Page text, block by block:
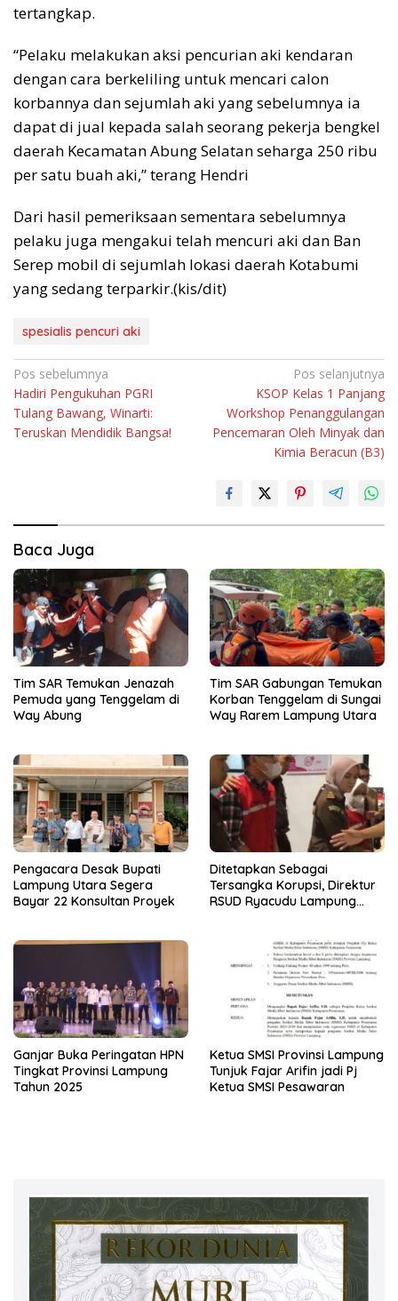
tertangkap.
“Pelaku melakukan aksi pencurian aki kendaran
dengan cara berkeliling untuk mencari calon
korbannya dan sejumlah aki yang sebelumnya ia
dapat di jual kepada salah seorang pekerja bengkel
daerah Kecamatan Abung Selatan seharga 250 ribu
per satu buah aki,” terang Hendri
Dari hasil pemeriksaan sementara sebelumnya
pelaku juga mengakui telah mencuri aki dan Ban
Serep mobil di sejumlah lokasi daerah Kotabumi
yang sedang terparkir.(kis/dit)
spesialis pencuri aki
Navigasi
pos
Pos sebelumnya
Hadiri Pengukuhan PGRI
Tulang Bawang, Winarti:
Teruskan Mendidik Bangsa!
Pos selanjutnya
KSOP Kelas 1 Panjang
Workshop Penanggulangan
Pencemaran Oleh Minyak dan
Kimia Beracun (B3)
Baca Juga
Tim SAR Temukan Jenazah
Pemuda yang Tenggelam di
Way Abung
Tim SAR Gabungan Temukan
Korban Tenggelam di Sungai
Way Rarem Lampung Utara
Pengacara Desak Bupati
Lampung Utara Segera
Bayar 22 Konsultan Proyek
Ditetapkan Sebagai
Tersangka Korupsi, Direktur
RSUD Ryacudu Lampung
Ganjar Buka Peringatan HPN
Tingkat Provinsi Lampung
Tahun 2025
Ketua SMSI Provinsi Lampung
Tunjuk Fajar Arifin jadi Pj
Ketua SMSI Pesawaran